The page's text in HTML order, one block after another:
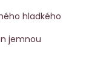
hladkého
jemnou